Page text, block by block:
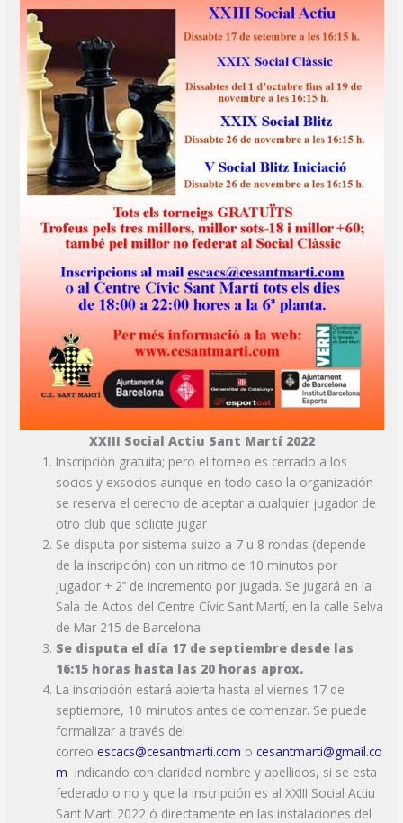
XXIII Social Actiu Sant Martí 2022
Inscripción gratuita; pero el torneo es cerrado a los
socios y exsocios aunque en todo caso la organización
se reserva el derecho de aceptar a cualquier jugador de
otro club que solicite jugar
Se disputa por sistema suizo a 7 u 8 rondas (depende
de la inscripción) con un ritmo de 10 minutos por
jugador + 2’’ de incremento por jugada. Se jugará en la
Sala de Actos del Centre Cívic Sant Martí, en la calle Selva
de Mar 215 de Barcelona
Se disputa el día 17 de septiembre desde las
16:15 horas hasta las 20 horas aprox.
La inscripción estará abierta hasta el viernes 17 de
septiembre, 10 minutos antes de comenzar. Se puede
formalizar a través del
correoescacs@cesantmarti.com ocesantmarti@gmail.co
m indicando con claridad nombre y apellidos, si se esta
federado o no y que la inscripción es al XXIII Social Actiu
Sant Martí 2022 ó directamente en las instalaciones del